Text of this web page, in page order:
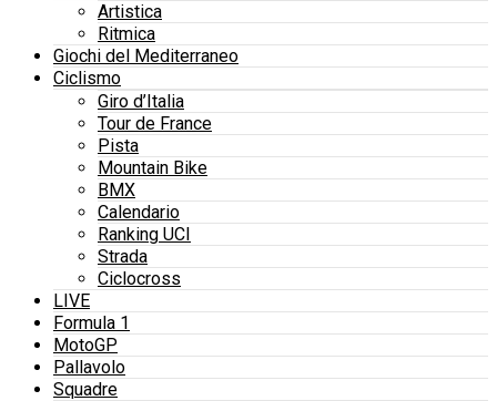
Artistica
Ritmica
Giochi del Mediterraneo
Ciclismo
Giro d’Italia
Tour de France
Pista
Mountain Bike
BMX
Calendario
Ranking UCI
Strada
Ciclocross
LIVE
Formula 1
MotoGP
Pallavolo
Squadre